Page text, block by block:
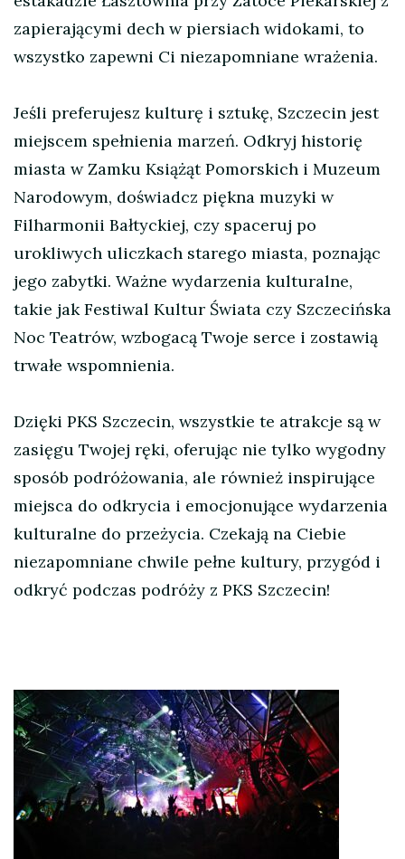
zapierającymi dech w piersiach widokami, to
wszystko zapewni Ci niezapomniane wrażenia.
Jeśli preferujesz kulturę i sztukę, Szczecin jest
miejscem spełnienia marzeń. Odkryj historię
miasta w Zamku Książąt Pomorskich i Muzeum
Narodowym, doświadcz piękna muzyki w
Filharmonii Bałtyckiej, czy spaceruj po
urokliwych uliczkach starego miasta, poznając
jego zabytki. Ważne wydarzenia kulturalne,
takie jak Festiwal Kultur Świata czy Szczecińska
Noc Teatrów, wzbogacą Twoje serce i zostawią
trwałe wspomnienia.
Dzięki PKS Szczecin, wszystkie te atrakcje są w
zasięgu Twojej ręki, oferując nie tylko wygodny
sposób podróżowania, ale również inspirujące
miejsca do odkrycia i emocjonujące wydarzenia
kulturalne do przeżycia. Czekają na Ciebie
niezapomniane chwile pełne kultury, przygód i
odkryć podczas podróży z PKS Szczecin!
Nawigacja
wpisu